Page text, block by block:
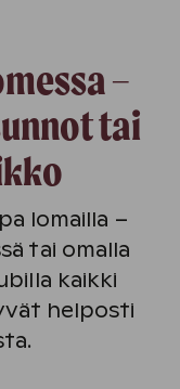
–
tai
lomailla –
tai omalla
kaikki
helposti